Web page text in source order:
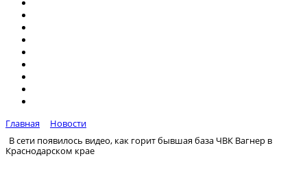
Главная
Новости
В сети появилось видео, как горит бывшая база ЧВК Вагнер в
Краснодарском крае